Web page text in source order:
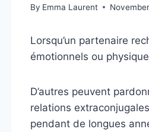
By Emma Laurent
Lorsqu’un partenaire
émotionnels ou
D’autres peuvent
relations
pendant de longues